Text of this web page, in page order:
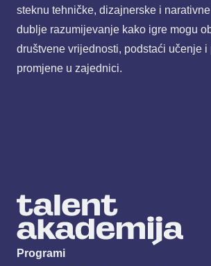
steknu tehničke, dizajnerske i
dublje razumijevanje kako igre mogu
društvene vrijednosti, podstaći učenje i
promjene u zajednici.
Programi